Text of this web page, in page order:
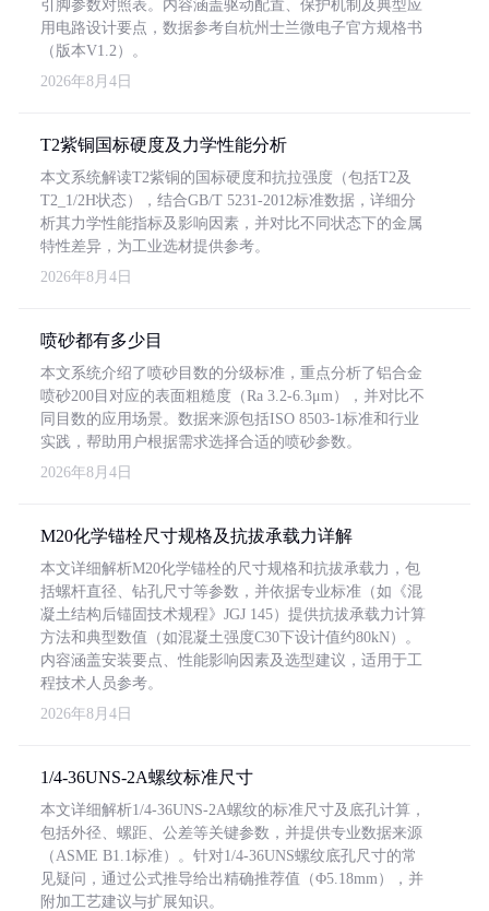
引脚参数对照表。内容涵盖驱动配置、保护机制及典型应
用电路设计要点，数据参考自杭州士兰微电子官方规格书
（版本V1.2）。
2026年8月4日
T2紫铜国标硬度及力学性能分析
本文系统解读T2紫铜的国标硬度和抗拉强度（包括T2及
T2_1/2H状态），结合GB/T 5231-2012标准数据，详细分
析其力学性能指标及影响因素，并对比不同状态下的金属
特性差异，为工业选材提供参考。
2026年8月4日
喷砂都有多少目
本文系统介绍了喷砂目数的分级标准，重点分析了铝合金
喷砂200目对应的表面粗糙度（Ra 3.2-6.3μm），并对比不
同目数的应用场景。数据来源包括ISO 8503-1标准和行业
实践，帮助用户根据需求选择合适的喷砂参数。
2026年8月4日
M20化学锚栓尺寸规格及抗拔承载力详解
本文详细解析M20化学锚栓的尺寸规格和抗拔承载力，包
括螺杆直径、钻孔尺寸等参数，并依据专业标准（如《混
凝土结构后锚固技术规程》JGJ 145）提供抗拔承载力计算
方法和典型数值（如混凝土强度C30下设计值约80kN）。
内容涵盖安装要点、性能影响因素及选型建议，适用于工
程技术人员参考。
2026年8月4日
1/4-36UNS-2A螺纹标准尺寸
本文详细解析1/4-36UNS-2A螺纹的标准尺寸及底孔计算，
包括外径、螺距、公差等关键参数，并提供专业数据来源
（ASME B1.1标准）。针对1/4-36UNS螺纹底孔尺寸的常
见疑问，通过公式推导给出精确推荐值（Φ5.18mm），并
附加工艺建议与扩展知识。